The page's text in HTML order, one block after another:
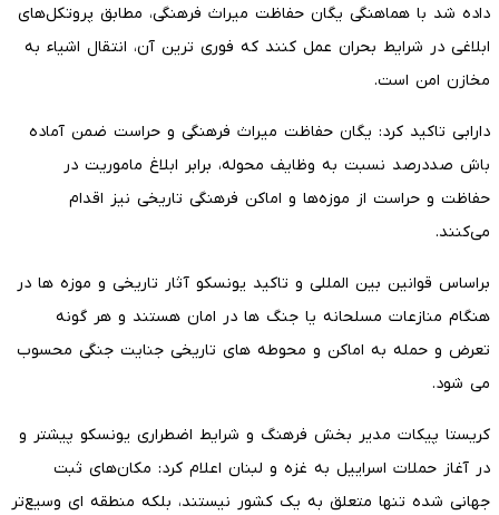
داده شد با هماهنگی یگان حفاظت میراث فرهنگی، مطابق پروتکل‌های
ابلاغی در شرایط بحران عمل کنند که فوری ترین آن، انتقال اشیاء به
مخازن امن است.
دارابی تاکید کرد: یگان حفاظت میراث فرهنگی و حراست ضمن آماده
باش صددرصد نسبت به وظایف محوله، برابر ابلاغ ماموریت در
حفاظت و حراست از موزه‌ها و اماکن فرهنگی‌ تاریخی نیز اقدام
می‌کنند.
براساس قوانین بین المللی و تاکید یونسکو آثار تاریخی و موزه ها در
هنگام منازعات مسلحانه یا جنگ ها در امان هستند و هر گونه
تعرض و حمله به اماکن و محوطه های تاریخی جنایت جنگی محسوب
می شود.
کریستا پیکات مدیر بخش فرهنگ و شرایط اضطراری یونسکو پیشتر و
در آغاز حملات اسراییل به غزه و لبنان اعلام کرد: مکان‌های ثبت
جهانی شده تنها متعلق به یک کشور نیستند، بلکه منطقه ای وسیع‌تر